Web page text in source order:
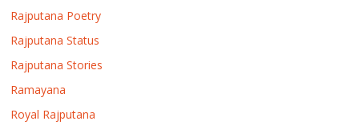
Rajputana Poetry
Rajputana Status
Rajputana Stories
Ramayana
Royal Rajputana